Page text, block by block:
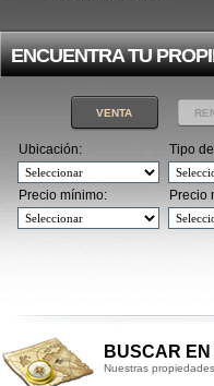
ENCUENTRA TU
VENTA
Ubicación:
Precio mínimo:
Tipo
Precio
BUSCAR
Nuestras